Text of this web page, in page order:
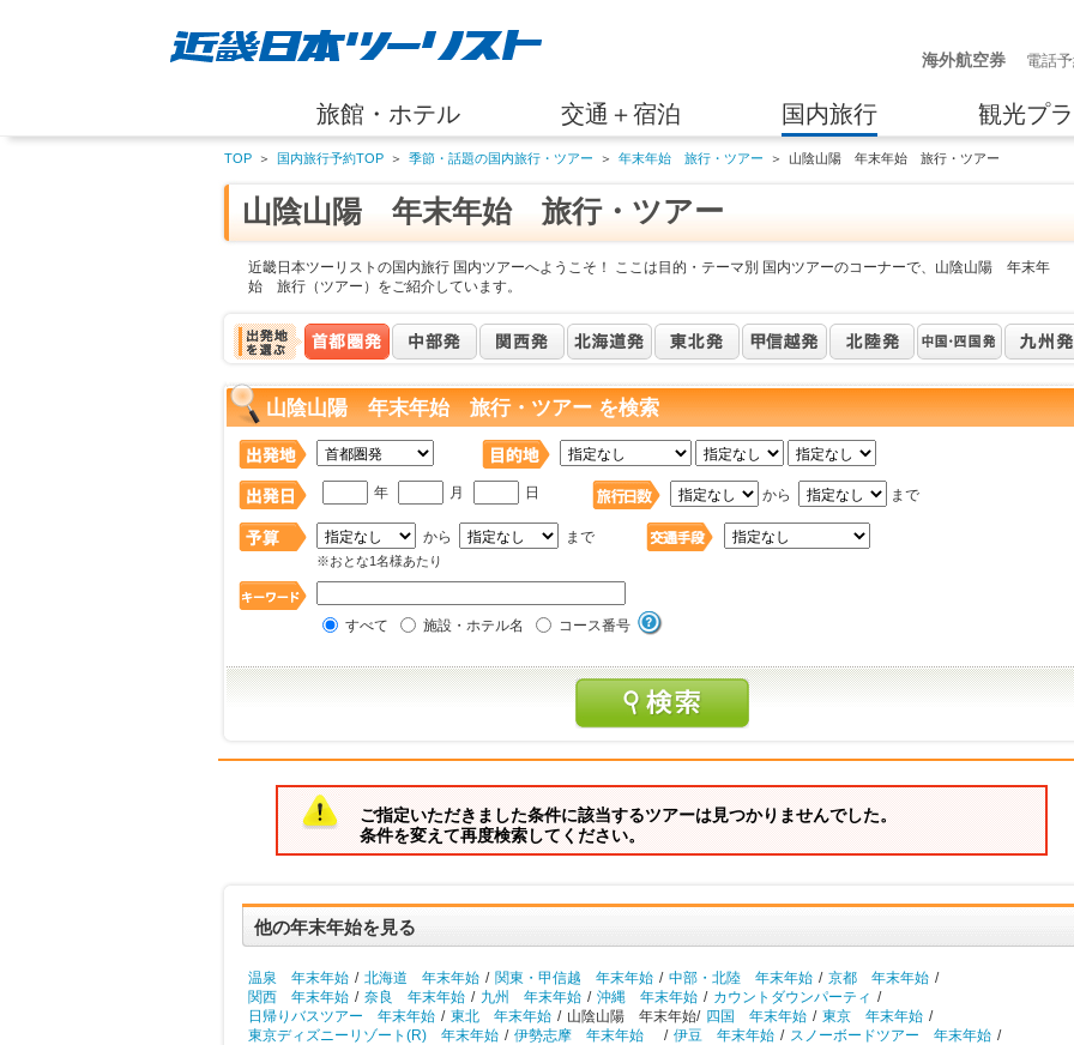
海外航空券 電話
旅館・ホテル 交通＋宿泊 国内旅行 観光プ
TOP ＞ 国内旅行予約TOP ＞ 季節・話題の国内旅行・ツアー ＞ 年末年始 旅行・ツアー ＞ 山陰山陽 年末年始 旅行・ツアー
山陰山陽 年末年始 旅行・ツアー
近畿日本ツーリストの国内旅行 国内ツアーへようこそ！ ここは目的・テーマ別 国内ツアーのコーナーで、山陰山陽 年末年
始 旅行（ツアー）をご紹介しています。
山陰山陽 年末年始 旅行・ツアー を検索
年 月 日 から まで
から まで
※おとな1名様あたり
すべて 施設・ホテル名 コース番号
ご指定いただきました条件に該当するツアーは見つかりませんでした。
条件を変えて再度検索してください。
他の年末年始を見る
温泉 年末年始 / 北海道 年末年始 / 関東・甲信越 年末年始 / 中部・北陸 年末年始 / 京都 年末年始 /
関西 年末年始 / 奈良 年末年始 / 九州 年末年始 / 沖縄 年末年始 / カウントダウンパーティ /
日帰りバスツアー 年末年始 / 東北 年末年始 / 山陰山陽 年末年始/ 四国 年末年始 / 東京 年末年始 /
東京ディズニーリゾート(R) 年末年始 / 伊勢志摩 年末年始 / 伊豆 年末年始 / スノーボードツアー 年末年始 /